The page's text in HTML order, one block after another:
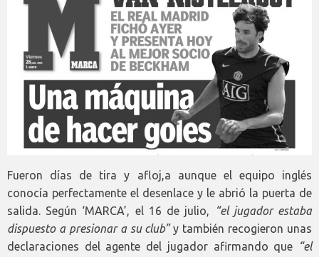
Fueron días de tira y afloj,a aunque el equipo inglés
conocía perfectamente el desenlace y le abrió la puerta de
salida. Según ‘MARCA’, el 16 de julio,
“el jugador estaba
dispuesto a presionar a su club”y también recogieron unas
declaraciones del agente del jugador afirmando que
“el